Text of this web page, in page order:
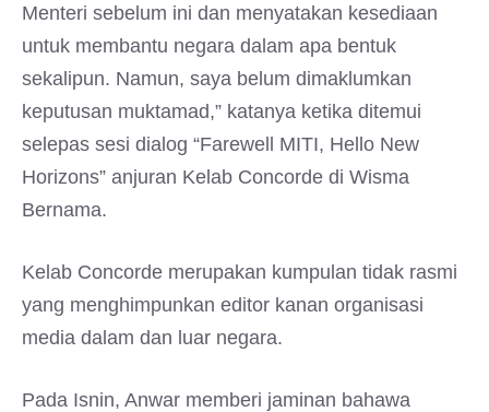
Menteri sebelum ini dan menyatakan kesediaan
untuk membantu negara dalam apa bentuk
sekalipun. Namun, saya belum dimaklumkan
keputusan muktamad,” katanya ketika ditemui
selepas sesi dialog “Farewell MITI, Hello New
Horizons” anjuran Kelab Concorde di Wisma
Bernama.
Kelab Concorde merupakan kumpulan tidak rasmi
yang menghimpunkan editor kanan organisasi
media dalam dan luar negara.
Pada Isnin, Anwar memberi jaminan bahawa